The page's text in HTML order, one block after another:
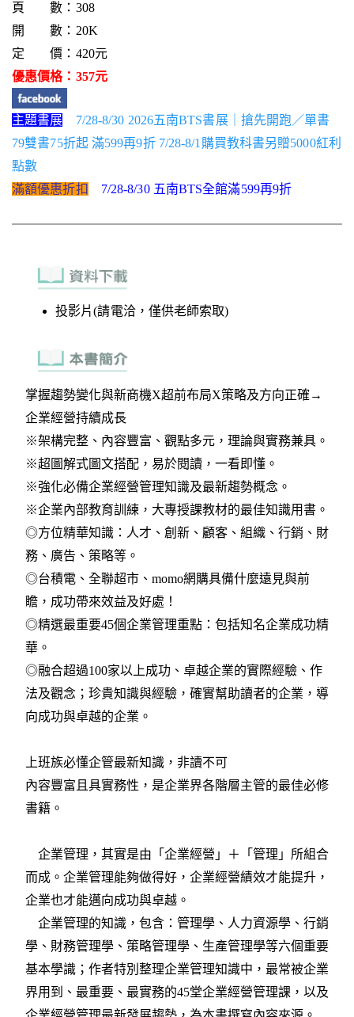
頁 數：308
開 數：20K
定 價：420元
優惠價格：357元
主題書展
7/28-8/30 2026五南BTS書展｜搶先開跑／單書
79雙書75折起 滿599再9折 7/28-8/1購買教科書另贈5000紅利
點數
滿額優惠折扣
7/28-8/30 五南BTS全館滿599再9折
投影片(請電洽，僅供老師索取)